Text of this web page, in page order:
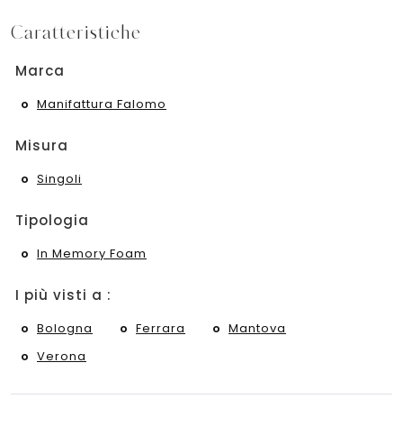
Caratteristiche
Marca
Manifattura Falomo
Misura
Singoli
Tipologia
In Memory Foam
I più visti a :
Bologna Ferrara
Mantova
Verona